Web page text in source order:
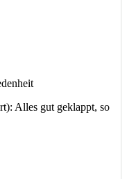
Alles gut geklappt, so